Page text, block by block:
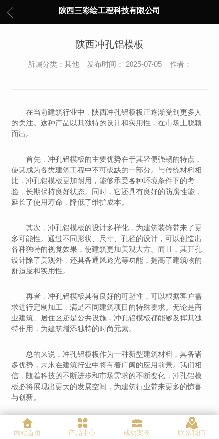
陕西三彩绘工程科技有限公司
陕西冲孔铝模板
所属分类：其他 发布时间： 2025-07-05 作者：
在当前建筑行业中，陕西冲孔铝模板正逐渐受到更多人
的关注。这种产品以其独特的设计和实用性，在市场上脱颖
而出。
首先，冲孔铝模板的主要优势在于其轻便强韧的特点，
使其成为各类建筑工程中不可或缺的一部分。与传统材料相
比，冲孔铝模板更加耐用，能够承受各种环境条件下的考
验，长期保持良好状态。同时，它还具有良好的防腐性能，
延长了使用寿命，降低了维护成本。
其次，冲孔铝模板的设计多样化，为建筑装饰带来了更
多可能性。通过不同形状、尺寸、孔径的设计，可以创造出
各种独特的视觉效果，使建筑更加美观大方。而且，其开孔
设计除了美观外，还具备通风透光等功能，提高了建筑物的
舒适度和实用性。
再者，冲孔铝模板具有良好的可塑性，可以根据客户需
求进行定制加工，满足不同建筑项目的特殊要求。无论是商
业建筑、居住区还是公共设施，冲孔铝模板都能够发挥其独
特作用，为建筑增添独特的时尚元素。
总的来说，冲孔铝模板作为一种新型建筑材料，具备诸
多优势，未来在建筑行业中将有着广阔的应用前景。我们相
信，随着科技的不断进步和市场需求的不断变化，冲孔铝模
板必将展现出更大的发展空间，为建筑行业带来更多的惊喜
与创新。
网站首页 产品中心 成功案例 联系我们